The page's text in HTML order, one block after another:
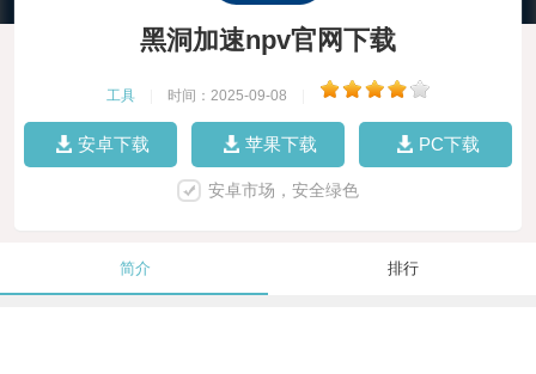
黑洞加速npv官网下载
工具 时间：2025-09-08
安卓下载 苹果下载 PC下载
安卓市场，安全绿色
简介 排行